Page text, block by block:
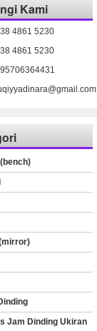
Kami
4861 5230
4861 5230
Jam Dinding Ukiran